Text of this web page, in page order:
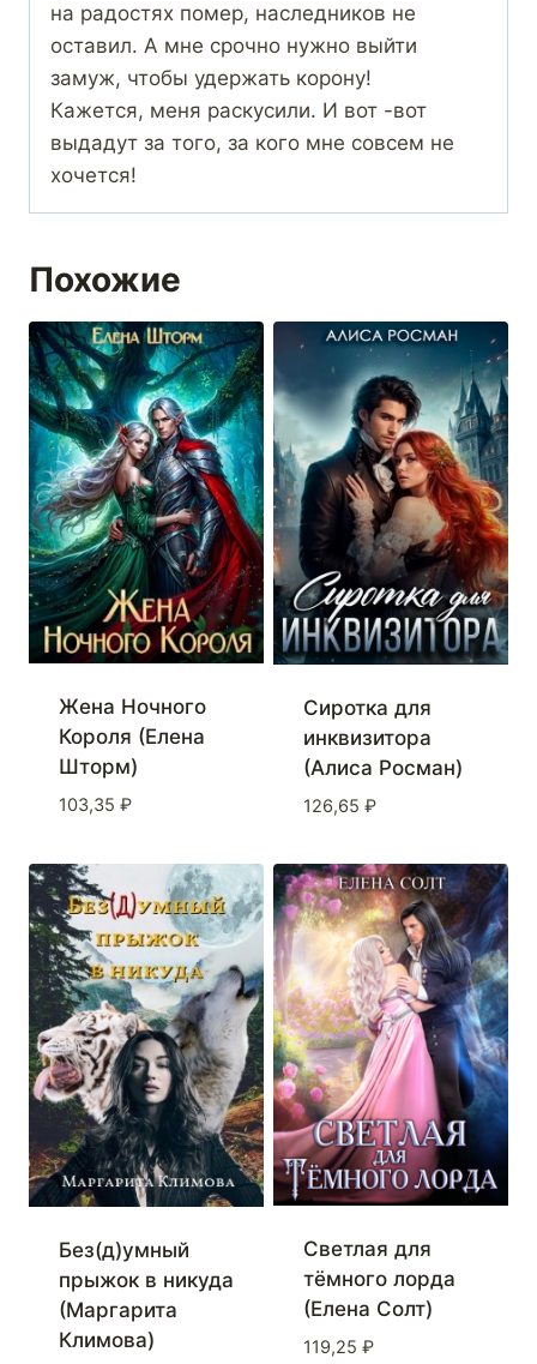
на радостях помер, наследников не
оставил. А мне срочно нужно выйти
замуж, чтобы удержать корону!
Кажется, меня раскусили. И вот -вот
выдадут за того, за кого мне совсем не
хочется!
Похожие
Жена Ночного
Короля (Елена
Шторм)
103,35 ₽
Сиротка для
инквизитора
(Алиса Росман)
126,65 ₽
Без(д)умный
прыжок в никуда
(Маргарита
Климова)
Светлая для
тёмного лорда
(Елена Солт)
119,25 ₽